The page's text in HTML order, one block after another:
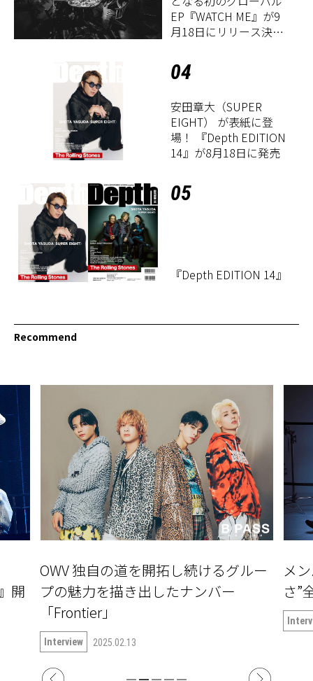
EP『WATCH ME』が9
月18日にリリース決
04
安田章大（SUPER
EIGHT） が表紙に登
場！ 『Depth EDITION
14』が8月18日に発売
05
『Depth EDITION 14』
Recommend
開
OWV 独自の道を開拓し続けるグルー
プの魅力を描き出したナンバー
「Frontier」
Interview 2025.02.13
メ
さ”